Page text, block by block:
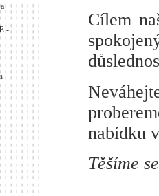
-
Cílem
nabídku
Těšíme